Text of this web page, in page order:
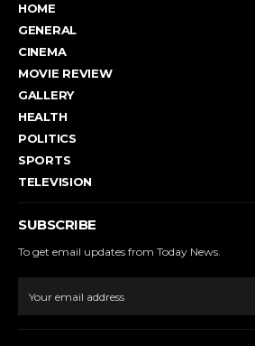
HOME
GENERAL
CINEMA
MOVIE REVIEW
GALLERY
HEALTH
POLITICS
SPORTS
TELEVISION
SUBSCRIBE
To get email updates from Today News.